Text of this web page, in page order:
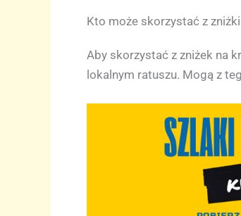
Kto może skorzystać z
Aby skorzystać z zniżek na
lokalnym ratuszu. Mogą z